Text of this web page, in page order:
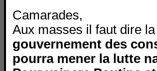
Camarades,
Aux masses il faut dire
gouvernement des
pourra mener la lutte